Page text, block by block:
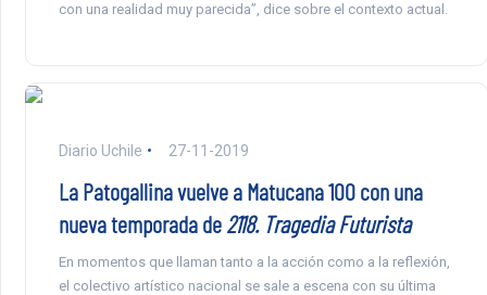
con una realidad muy parecida”, dice sobre el contexto actual.
Diario Uchile 27-11-2019
La Patogallina vuelve a Matucana 100 con una
nueva temporada de2118. Tragedia Futurista
En momentos que llaman tanto a la acción como a la reflexión,
el colectivo artístico nacional se sale a escena con su última